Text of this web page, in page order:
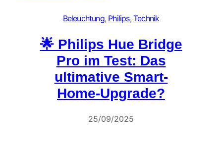
Beleuchtung, Philips, Technik
🌟 Philips Hue Bridge
Pro im Test: Das
ultimative Smart-
Home-Upgrade?
25/09/2025